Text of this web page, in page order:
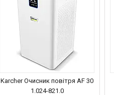
Karcher Очисник повітря AF 30
1.024-821.0